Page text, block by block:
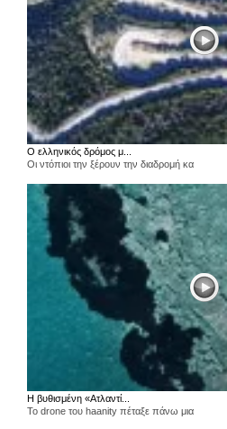
Ο ελληνικός δρόμος μ...
Οι ντόπιοι την ξέρουν την διαδρομή κα
Η βυθισμένη «Ατλαντί...
Το drone του haanity πέταξε πάνω μια